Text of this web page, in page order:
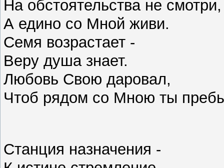
На обстоятельства не
А едино со Мной живи.
Семя возрастает -
Веру душа знает.
Любовь Свою даровал,
Чтоб рядом со Мною ты
Станция назначения -